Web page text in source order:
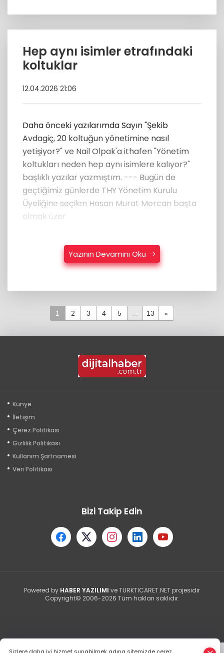
Hep aynı isimler etrafındaki
koltuklar
12.04.2026 21:06
Daha önceki yazılarımda Sayın "Şekib
Avdagiç, 20 koltuğun yönetimine nasıl
yetişiyor?" ve Nail Olpak'a ithafen "Yönetim
koltukları neden hep aynı isimlere kalıyor?"
başlıklı yazılar yazmıştım. --- Bugün de
geçtiğimiz günlerde THY Yönetim Kurulu
Üyeliğine seçilen Hasan Murat Mercan başta
olmak üzer
Yazının Devamını Oku
1 2 3 4 5 ... 13 »
Künye
İletişim
Çerez Politikası
Gizlilik Politikası
Kullanım Şartnamesi
Veri Politikası
Bizi Takip Edin
Powered by HABER YAZILIMI ve TURKTICARET.NET projesidir
Copyright© 2006-2026 Tüm hakları saklıdır.